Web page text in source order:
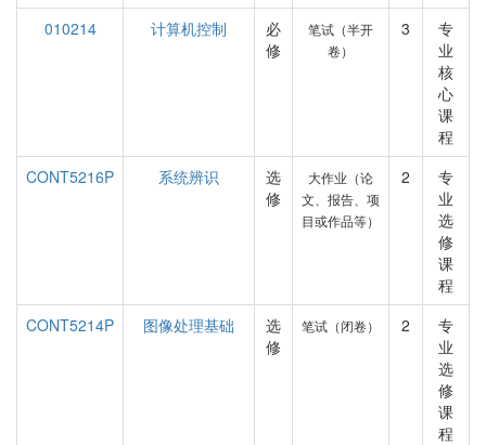
010214
计算机控制
必
修
笔试（半开
卷）
3
专
业
核
心
课
程
CONT5216P
系统辨识
选
修
大作业（论
文、报告、项
目或作品等）
2
专
业
选
修
课
程
CONT5214P
图像处理基础
选
修
笔试（闭卷） 2
专
业
选
修
课
程